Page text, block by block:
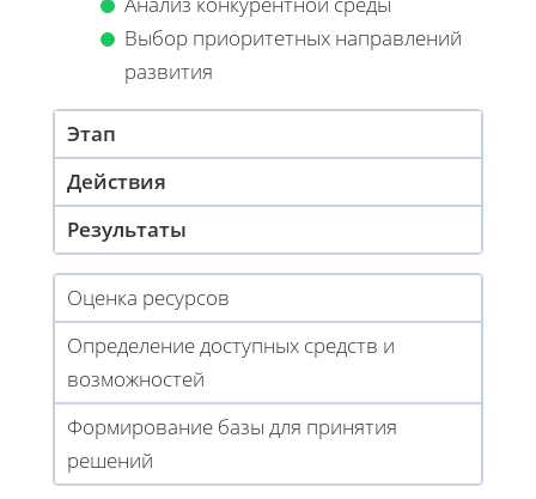
Выбор приоритетных направлений
развития
Этап
Действия
Результаты
Оценка ресурсов
Определение доступных средств и
возможностей
Формирование базы для принятия
решений